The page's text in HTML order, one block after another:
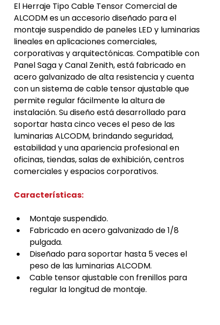
El Herraje Tipo Cable Tensor Comercial de
ALCODM es un accesorio diseñado para el
montaje suspendido de paneles LED y luminarias
lineales en aplicaciones comerciales,
corporativas y arquitectónicas. Compatible con
Panel Saga y Canal Zenith, está fabricado en
acero galvanizado de alta resistencia y cuenta
con un sistema de cable tensor ajustable que
permite regular fácilmente la altura de
instalación. Su diseño está desarrollado para
soportar hasta cinco veces el peso de las
luminarias ALCODM, brindando seguridad,
estabilidad y una apariencia profesional en
oficinas, tiendas, salas de exhibición, centros
comerciales y espacios corporativos.
Características:
Montaje suspendido.
Fabricado en acero galvanizado de 1/8
pulgada.
Diseñado para soportar hasta 5 veces el
peso de las luminarias ALCODM.
Cable tensor ajustable con frenillos para
regular la longitud de montaje.